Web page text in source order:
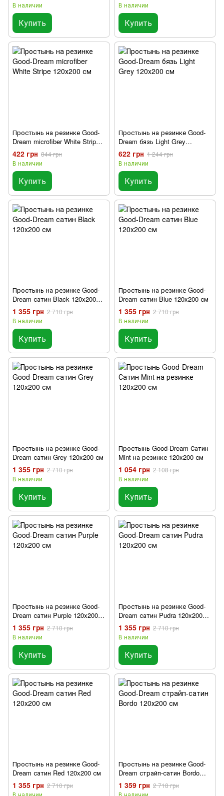
В наличии
Купить
В наличии
Купить
Простынь на резинке Good-
Dream microfiber White Stripe
120х200 см
422 грн 844 грн
В наличии
Купить
Простынь на резинке Good-
Dream бязь Light Grey
120x200 см
622 грн 1 244 грн
В наличии
Купить
Простынь на резинке Good-
Dream сатин Black 120x200
см
1 355 грн 2 710 грн
В наличии
Купить
Простынь на резинке Good-
Dream сатин Blue 120x200 см
1 355 грн 2 710 грн
В наличии
Купить
Простынь на резинке Good-
Dream сатин Grey 120x200 см
1 355 грн 2 710 грн
В наличии
Купить
Простынь Good-Dream Сатин
Mint на резинке 120x200 см
1 054 грн 2 108 грн
В наличии
Купить
Простынь на резинке Good-
Dream сатин Purple 120x200
см
1 355 грн 2 710 грн
В наличии
Купить
Простынь на резинке Good-
Dream сатин Pudra 120x200
см
1 355 грн 2 710 грн
В наличии
Купить
Простынь на резинке Good-
Dream сатин Red 120x200 см
1 355 грн 2 710 грн
Простынь на резинке Good-
Dream страйп-сатин Bordo
120х200 см
1 359 грн 2 718 грн